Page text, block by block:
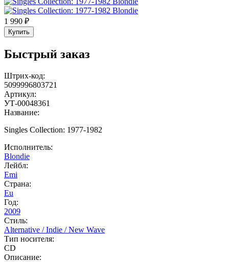
1 990 ₽
Купить
Быстрый заказ
Штрих-код:
5099996803721
Артикул:
УТ-00048361
Название:
Singles Collection: 1977-1982
Исполнитель:
Blondie
Лейбл:
Emi
Страна:
Eu
Год:
2009
Стиль:
Alternative / Indie / New Wave
Тип носителя:
CD
Описание: